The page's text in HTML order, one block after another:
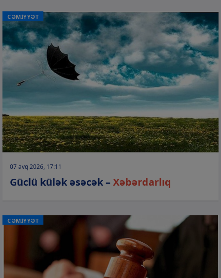
CƏMİYYƏT
07 avq 2026, 17:11
Güclü külək əsəcək –Xəbərdarlıq
CƏMİYYƏT